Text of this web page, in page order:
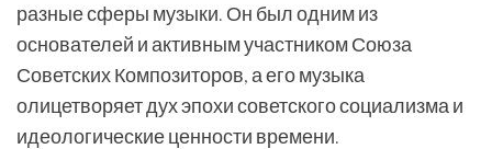
разные сферы музыки. Он был одним из
основателей и активным участником Союза
Советских Композиторов, а его музыка
олицетворяет дух эпохи советского социализма и
идеологические ценности времени.